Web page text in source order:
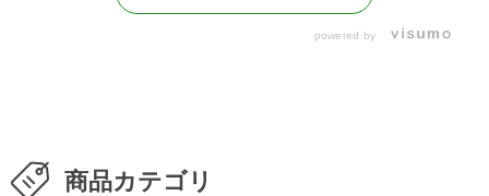
powered by
商品カテゴリ